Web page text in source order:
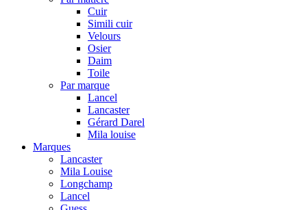
Cuir
Simili cuir
Velours
Osier
Daim
Toile
Par marque
Lancel
Lancaster
Gérard Darel
Mila louise
Marques
Lancaster
Mila Louise
Longchamp
Lancel